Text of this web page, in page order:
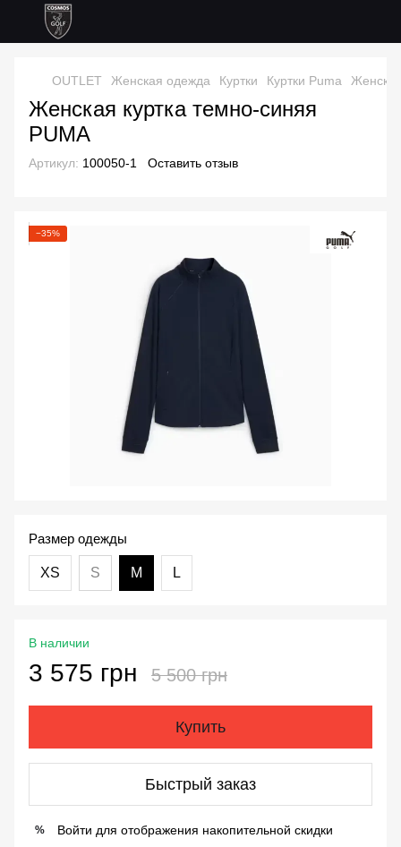
OUTLET Женская одежда Куртки Куртки Puma
Женская куртка темно-синяя
PUMA
Артикул: 100050-1 Оставить отзыв
−35%
Размер одежды
XS S M L
В наличии
3 575 грн 5 500 грн
Купить
Быстрый заказ
% Войти для отображения накопительной скидки